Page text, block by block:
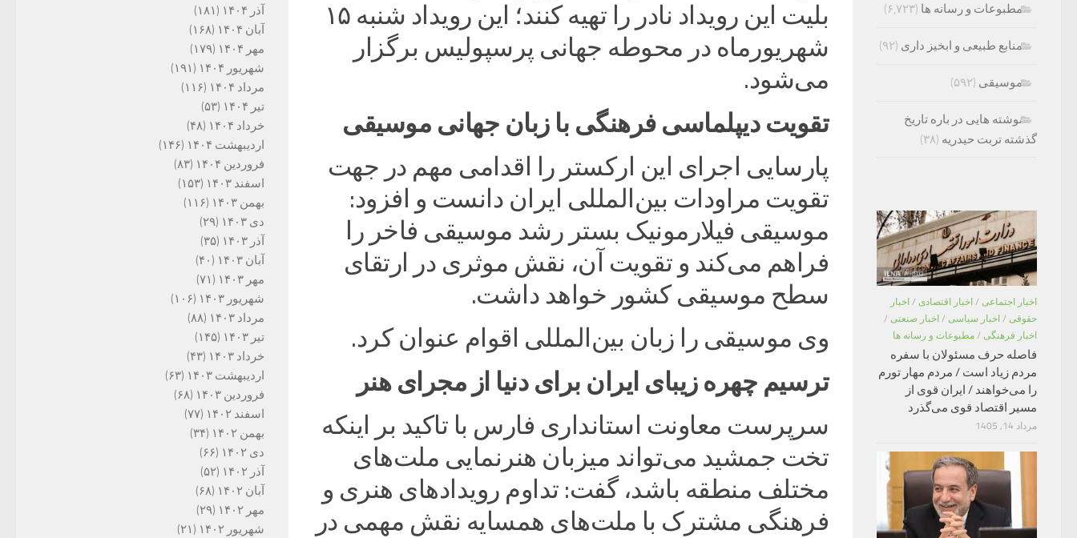
بلیت این رویداد نادر را تهیه کنند؛ این رویداد شنبه ۱۵
شهریورماه در محوطه جهانی پرسپولیس برگزار
می‌شود.
تقویت دیپلماسی فرهنگی با زبان جهانی موسیقی
پارسایی اجرای این ارکستر را اقدامی مهم در جهت
تقویت مراودات بین‌المللی ایران دانست و افزود:
موسیقی فیلارمونیک بستر رشد موسیقی فاخر را
فراهم می‌کند و تقویت آن، نقش موثری در ارتقای
سطح موسیقی کشور خواهد داشت.
وی موسیقی را زبان بین‌المللی اقوام عنوان کرد.
ترسیم چهره زیبای ایران برای دنیا از مجرای هنر
سرپرست معاونت استانداری فارس با تاکید بر اینکه
تخت جمشید می‌تواند میزبان هنرنمایی ملت‌های
مختلف منطقه باشد، گفت: تداوم رویدادهای هنری و
فرهنگی مشترک با ملت‌های همسایه نقش مهمی در
آذر ۱۴۰۴
(۱۸۱)
آبان ۱۴۰۴
(۱۶۸)
مهر ۱۴۰۴
(۱۷۹)
شهریور ۱۴۰۴
(۱۹۱)
مرداد ۱۴۰۴
(۱۱۶)
تیر ۱۴۰۴
(۵۳)
خرداد ۱۴۰۴
(۴۸)
اردیبهشت ۱۴۰۴
(۱۴۶)
فروردین ۱۴۰۴
(۸۳)
اسفند ۱۴۰۳
(۱۵۳)
بهمن ۱۴۰۳
(۱۱۶)
دی ۱۴۰۳
(۲۹)
آذر ۱۴۰۳
(۳۵)
آبان ۱۴۰۳
(۴۰)
مهر ۱۴۰۳
(۷۱)
شهریور ۱۴۰۳
(۱۰۶)
مرداد ۱۴۰۳
(۸۸)
تیر ۱۴۰۳
(۱۴۵)
خرداد ۱۴۰۳
(۴۳)
اردیبهشت ۱۴۰۳
(۶۳)
فروردین ۱۴۰۳
(۶۸)
اسفند ۱۴۰۲
(۷۷)
بهمن ۱۴۰۲
(۳۴)
دی ۱۴۰۲
(۶۶)
آذر ۱۴۰۲
(۵۲)
آبان ۱۴۰۲
(۶۸)
مهر ۱۴۰۲
(۲۹)
شهریور ۱۴۰۲
(۲۱)
مطبوعات و رسانه ها (۶,۷۲۳)
منابع طبیعی و ابخیز داری (۹۲)
موسیقی (۵۹۲)
نوشته هایی در باره تاریخ
گذشته تربت حیدریه (۳۸)
اخبار اجتماعی / اخبار اقتصادی / اخبار
حقوقی / اخبار سیاسی / اخبار صنعتی /
اخبار فرهنگی / مطبوعات و رسانه ها
فاصله حرف مسئولان با سفره
مردم زیاد است / مردم مهار تورم
را می‌خواهند / ایران قوی از
مسیر اقتصاد قوی می‌گذرد
مرداد 14, 1405